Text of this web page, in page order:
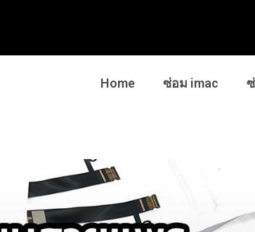
Home ซ่อม imac